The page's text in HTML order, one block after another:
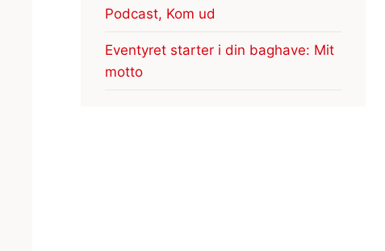
Podcast, Kom ud
Eventyret starter i din baghave: Mit
motto